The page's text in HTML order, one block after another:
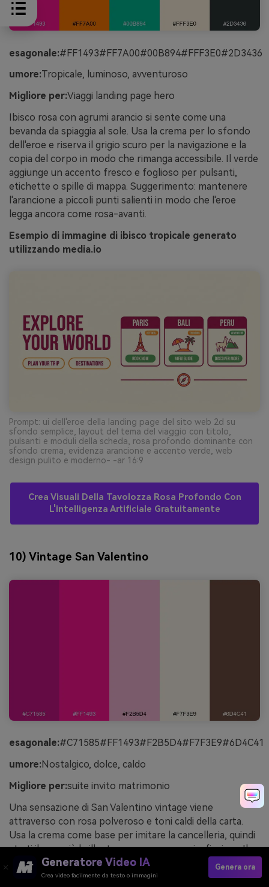
esagonale:#FF1493#FF7A00#00B894#FFF3E0#2D3436
umore:Tropicale, luminoso, avventuroso
Migliore per:Viaggi landing page hero
Ibisco rosa con agrumi arancio si sente come una
bevanda da spiaggia al sole. Usa la crema per lo sfondo
dell'eroe e riserva il grigio scuro per la navigazione e la
copia del corpo in modo che rimanga accessibile. Il verde
aggiunge un accento fresco e foglioso per pulsanti,
etichette o spille di mappa. Suggerimento: mantenere
l'arancione a piccoli punti salienti in modo che l'eroe
legga ancora come rosa-avanti.
Esempio di immagine di ibisco tropicale generato
utilizzando media.io
Prompt: ui dell'eroe della landing page del sito web 2d su
sfondo semplice, layout del tema del viaggio con titolo,
pulsanti e moduli della scheda, rosa profondo dominante con
sfondo crema, evidenza arancione e accento verde, web
design pulito e moderno- -ar 16:9
Crea Visuali Della Tavolozza Rosa Profondo Con
L'intelligenza Artificiale Gratuitamente
10) Vintage San Valentino
esagonale:#C71585#FF1493#F2B5D4#F7F3E9#6D4C41
umore:Nostalgico, dolce, caldo
Migliore per:suite invito matrimonio
Una sensazione di San Valentino vintage viene
attraverso con rosa polveroso e toni caldi della carta.
Usa la crema come base per imitare la cancelleria, quindi
strati il rosa più brillante per monogrammi e fiorisce. Il
marrone cacao funziona bene per la tipografia serif e i
dettagli RSVP. Suggerimento: mantenere gli abbellimenti
Generatore Video IA
Crea video facilmente da testo o immagini
Genera ora